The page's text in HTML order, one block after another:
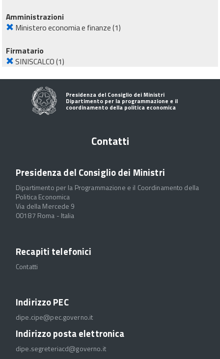
Amministrazioni
Ministero economia e finanze(1)
Firmatario
SINISCALCO(1)
Presidenza del Consiglio dei Ministri
Dipartimento per la programmazione e il
coordinamento della politica economica
Contatti
Presidenza del Consiglio dei Ministri
Dipartimento per la Programmazione e il Coordinamento della
Politica Economica
Via della Mercede 9
00187 Roma - Italia
Recapiti telefonici
Contatti
Indirizzo PEC
dipe.cipe@pec.governo.it
Indirizzo posta elettronica
dipe.segreteriacd@governo.it